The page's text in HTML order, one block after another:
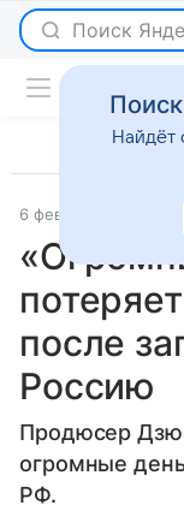
Поиск
6 февраля 2026
после
Россию
Продюсер
огромные
РФ.
Найдёт